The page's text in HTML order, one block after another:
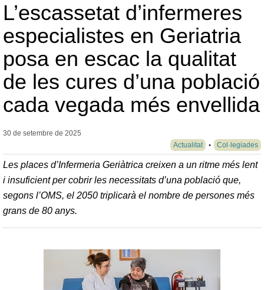
L’escassetat d’infermeres
especialistes en Geriatria
posa en escac la qualitat
de les cures d’una població
cada vegada més envellida
30 de setembre de 2025
Actualitat
Col·legiades
Les places d’Infermeria Geriàtrica creixen a un ritme més lent
i insuficient per cobrir les necessitats d’una població que,
segons l’OMS, el 2050 triplicarà el nombre de persones més
grans de 80 anys.